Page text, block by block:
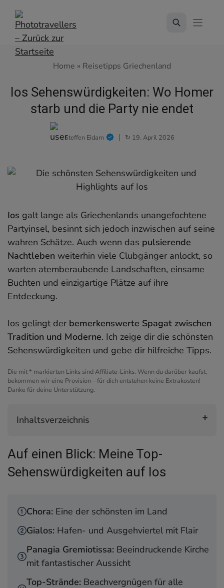
Inhalt
springen
Home » Reisetipps Griechenland
Ios Sehenswürdigkeiten: Wo Homer
starb und die Party nie endet
Steffen Eidam ↻ 19. April 2026
Ios galt lange als Griechenlands unangefochtene
Partyinsel, besinnt sich jedoch inzwischen auf seine
wahren Schätze. Auch wenn das pulsierende
Nachtleben weiterhin viele Clubgänger anlockt, so
warten atemberaubende Landschaften, einsame
Buchten und einzigartige Plätze auf ihre
Entdeckung.
Ios gelingt der bemerkenswerte Spagat zwischen
Tradition und Moderne. Ich zeige dir die schönsten
Sehenswürdigkeiten und gebe dir hilfreiche Tipps.
Die mit * markierten Links sind Affiliate-Links. Wenn du darüber kaufst,
bekommen wir eine Provision – für dich entstehen keine Extrakosten!
Danke für deine Unterstützung.
Inhaltsverzeichnis
auf Ios
1. Eine Chora wie eine Postkarte
2. Hafenromantik in Gialos
4. Die schönsten Strände
5. Best of Clubbing
6. Odysseas Elytis Amphitheater
7. Das Grab von Homer
8. Meine Gastro-Highlights auf Ios
9. Die Windmühlen von Ios
Auf einen Blick: Meine Top-
Sehenswürdigkeiten auf Ios
Chora: Eine der schönsten im Land
Gialos: Hafen- und Ausgehviertel mit Flair
Panagia Gremiotissa: Beeindruckende Kirche
mit fantastischer Aussicht
Top-Strände: Beachvergnügen für alle